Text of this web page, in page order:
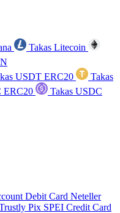
Takas Litecoin
USDT ERC20
Takas
ERC20
Takas USDC
Debit Card Neteller
Pix SPEI Credit Card